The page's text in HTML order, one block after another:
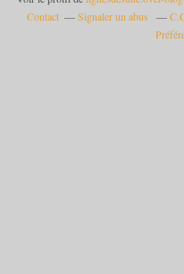
Contact
Signaler un abus